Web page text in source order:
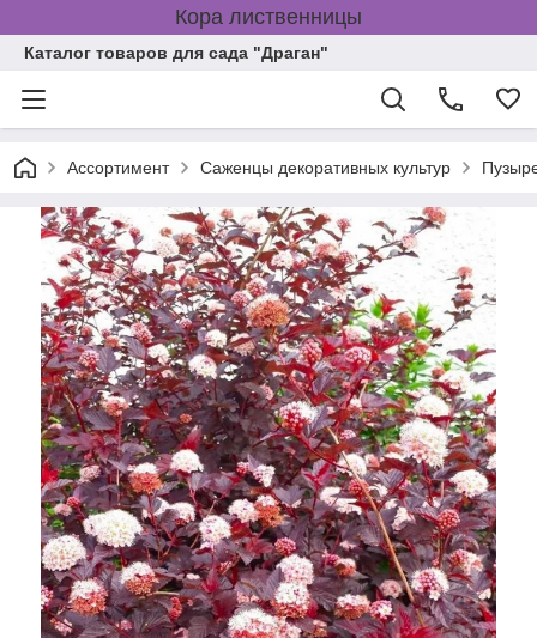
Кора лиственницы
Каталог товаров для сада "Драган"
Ассортимент Саженцы декоративных культур